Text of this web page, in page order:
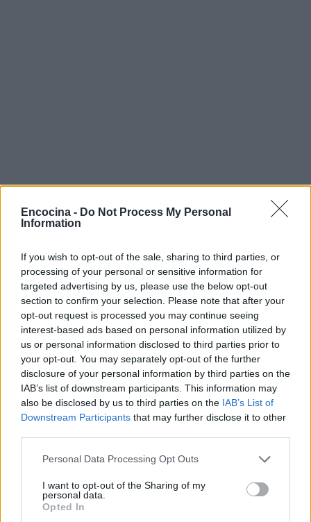
Encocina - Do Not Process My Personal
Information
If you wish to opt-out of the sale, sharing to third parties, or
processing of your personal or sensitive information for
targeted advertising by us, please use the below opt-out
section to confirm your selection. Please note that after your
opt-out request is processed you may continue seeing
interest-based ads based on personal information utilized by
us or personal information disclosed to third parties prior to
your opt-out. You may separately opt-out of the further
disclosure of your personal information by third parties on the
IAB’s list of downstream participants. This information may
also be disclosed by us to third parties on the IAB’s List of
Downstream Participants that may further disclose it to other
Please note that this website/app uses one or more Google
not limited to your visit or usage behaviour. You may click to
grant or deny consent to Google and its third-party tags to
use your data for below specified purposes in below Google
Personal Data Processing Opt Outs
I want to opt-out of the Sharing of my
personal data.
Opted In
Sigue leyendo
CONSEJOS DE COCINA
Medidas, iluminación y almacenamiento para una isla